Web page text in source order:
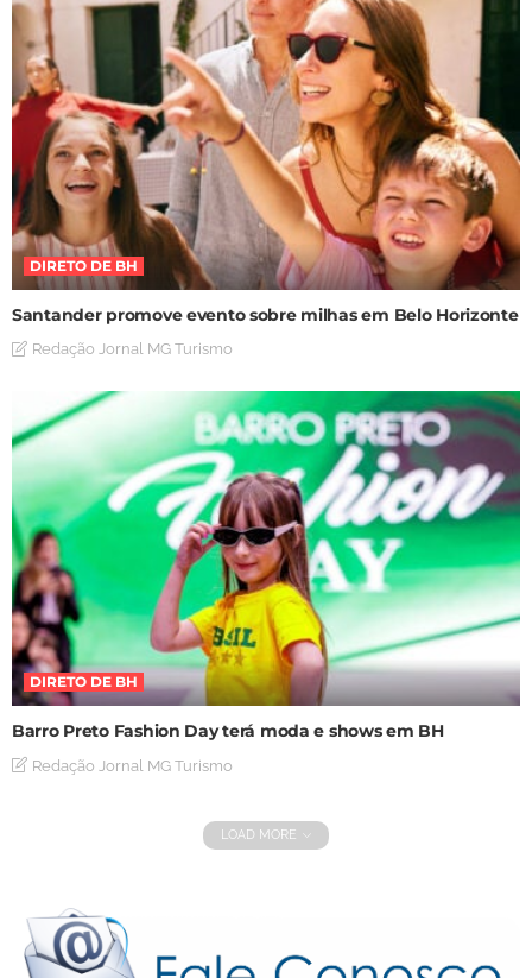
DIRETO DE BH
Santander promove evento sobre milhas em Belo Horizonte
Redação Jornal MG Turismo
DIRETO DE BH
Barro Preto Fashion Day terá moda e shows em BH
Redação Jornal MG Turismo
LOAD MORE